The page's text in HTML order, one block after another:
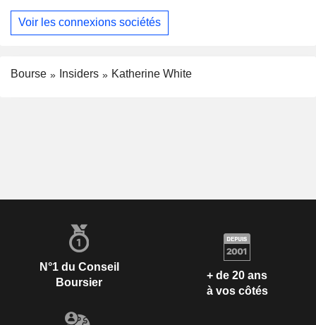
Voir les connexions sociétés
Bourse Insiders Katherine White
N°1 du Conseil
Boursier
+ de 20 ans
à vos côtés